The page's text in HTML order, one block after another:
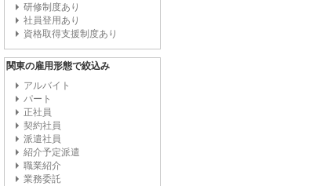
研修制度あり
社員登用あり
資格取得支援制度あり
関東の雇用形態で絞込み
アルバイト
パート
正社員
契約社員
派遣社員
紹介予定派遣
職業紹介
業務委託